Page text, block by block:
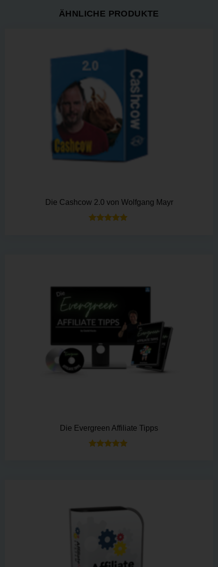
ÄHNLICHE PRODUKTE
Die Cashcow 2.0 von Wolfgang Mayr
Die Evergreen Affiliate Tipps